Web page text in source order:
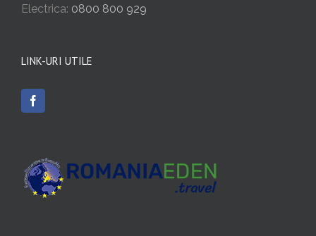
Electrica: 0800 800 929
LINK-URI UTILE